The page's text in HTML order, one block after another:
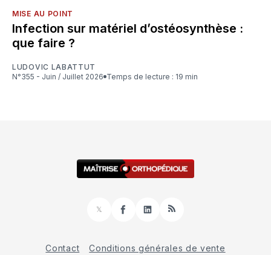
MISE AU POINT
Infection sur matériel d’ostéosynthèse :
que faire ?
LUDOVIC LABATTUT
N°355 - Juin / Juillet 2026
Temps de lecture : 19 min
𝕏
FacebookLinkedInRSS
Contact Conditions générales de vente